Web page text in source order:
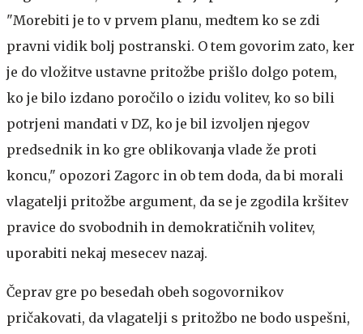
"Morebiti je to v prvem planu, medtem ko se zdi
pravni vidik bolj postranski. O tem govorim zato, ker
je do vložitve ustavne pritožbe prišlo dolgo potem,
ko je bilo izdano poročilo o izidu volitev, ko so bili
potrjeni mandati v DZ, ko je bil izvoljen njegov
predsednik in ko gre oblikovanja vlade že proti
koncu," opozori Zagorc in ob tem doda, da bi morali
vlagatelji pritožbe argument, da se je zgodila kršitev
pravice do svobodnih in demokratičnih volitev,
uporabiti nekaj mesecev nazaj.
Čeprav gre po besedah obeh sogovornikov
pričakovati, da vlagatelji s pritožbo ne bodo uspešni,